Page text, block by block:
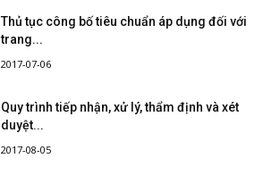
Thủ tục công bố tiêu chuẩn áp dụng đối với
trang...
2017-07-06
Quy trình tiếp nhận, xử lý, thẩm định và xét
duyệt...
2017-08-05